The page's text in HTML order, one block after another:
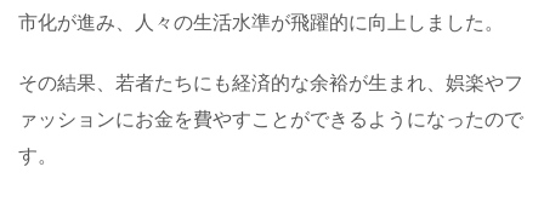
市化が進み、人々の生活水準が飛躍的に向上しました。
その結果、若者たちにも経済的な余裕が生まれ、娯楽やフ
ァッションにお金を費やすことができるようになったので
す。